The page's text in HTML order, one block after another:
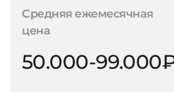
Средняя ежемесячная
цена
50.000-